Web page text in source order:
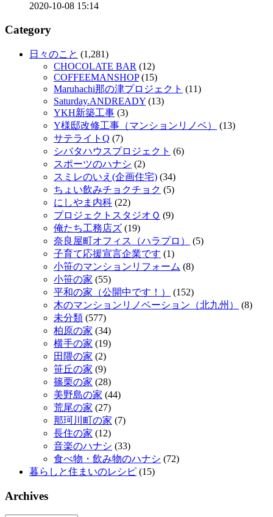
2020-10-08 15:14
Category
日々のこと (1,281)
CHOCOLATE BAR (12)
COFFEEMANSHOP(15)
Maruhachi那の津プロジェクト (11)
Saturday.ANDREADY (13)
YKH新築工事 (3)
Y様邸改修工事（マンションリノベ）
(13)
サテライトQ (7)
シバタハウスプロジェクト (6)
スポーツのハナシ (2)
スミレのいえ(企画住宅) (34)
ちょい飲みチョクチョク (5)
にしやま内科 (22)
プロジェクトスタジオＱ (9)
俺たち工務店ズ (19)
奈良屋町オフィス（ハラプロ）
(5)
子育て応援宣言企業です (1)
小笹のマンションリフォーム (8)
小笹の家 (55)
平和の家（公開中です！）
(152)
木のマンションリノベーション（北九州）
(8)
未分類 (577)
柏原の家 (34)
横手の家 (19)
田隈の家 (2)
笹丘の家 (9)
篠栗の家 (28)
美野島の家 (44)
荒尾の家 (27)
那珂川町の家 (7)
長住の家 (12)
音楽のハナシ (33)
食べ物・飲み物のハナシ (72)
暮らしと住まいのレシピ (15)
Archives